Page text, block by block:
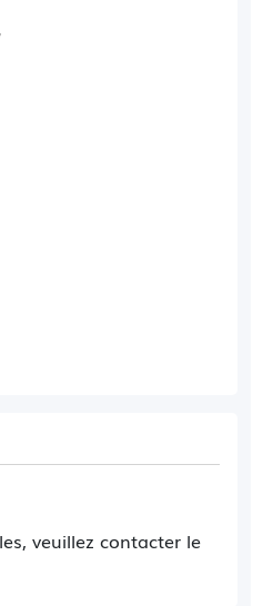
veuillez contacter le